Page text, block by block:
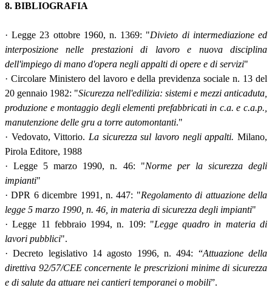
8. BIBLIOGRAFIA
· Legge 23 ottobre 1960, n. 1369: "Divieto di intermediazione ed
interposizione nelle prestazioni di lavoro e nuova disciplina
dell'impiego di mano d'opera negli appalti di opere e di servizi"
· Circolare Ministero del lavoro e della previdenza sociale n. 13 del
20 gennaio 1982: "Sicurezza nell'edilizia: sistemi e mezzi anticaduta,
produzione e montaggio degli elementi prefabbricati in c.a. e c.a.p.,
manutenzione delle gru a torre automontanti."
· Vedovato, Vittorio. La sicurezza sul lavoro negli appalti. Milano,
Pirola Editore, 1988
· Legge 5 marzo 1990, n. 46: "Norme per la sicurezza degli
impianti"
· DPR 6 dicembre 1991, n. 447: "Regolamento di attuazione della
legge 5 marzo 1990, n. 46, in materia di sicurezza degli impianti"
· Legge 11 febbraio 1994, n. 109: "Legge quadro in materia di
lavori pubblici".
· Decreto legislativo 14 agosto 1996, n. 494: “Attuazione della
direttiva 92/57/CEE concernente le prescrizioni minime di sicurezza
e di salute da attuare nei cantieri temporanei o mobili”.